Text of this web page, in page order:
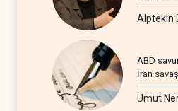
Alptekin
ABD
İran
Umut